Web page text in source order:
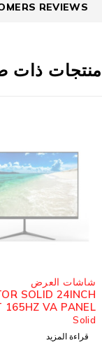
REVIEWS
ذات
مُباع
شاشات العرض
SOLID 24INCH
165HZ VA PANEL
Solid
قراءة المزيد